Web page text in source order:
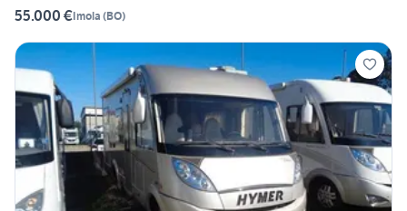
55.000 €Imola (BO)